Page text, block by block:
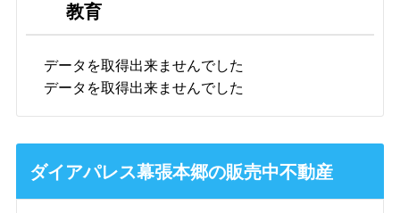
教育
データを取得出来ませんでした
データを取得出来ませんでした
ダイアパレス幕張本郷の販売中不動産